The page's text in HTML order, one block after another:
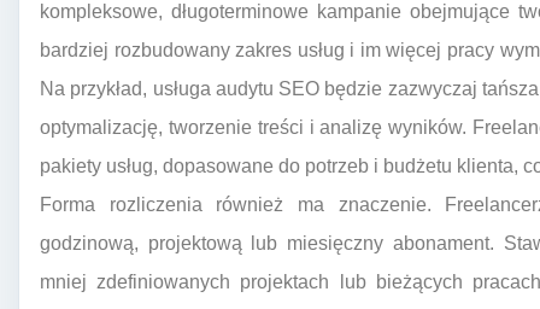
kompleksowe, długoterminowe kampanie obejmujące
bardziej rozbudowany zakres usług i im więcej pracy
Na przykład, usługa audytu SEO będzie zazwyczaj
optymalizację, tworzenie treści i analizę wyników.
pakiety usług, dopasowane do potrzeb i budżetu klienta,
Forma rozliczenia również ma znaczenie.
godzinową, projektową lub miesięczny abonament.
mniej zdefiniowanych projektach lub bieżących